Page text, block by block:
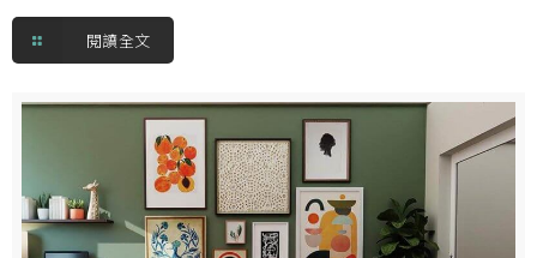
閱讀全文